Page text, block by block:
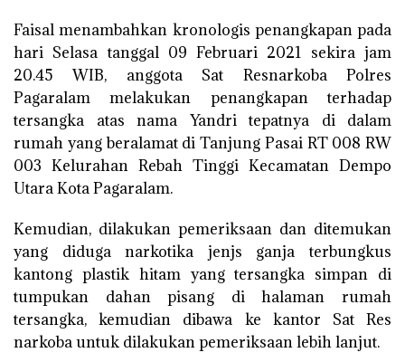
Faisal menambahkan kronologis penangkapan pada
hari Selasa tanggal 09 Februari 2021 sekira jam
20.45 WIB, anggota Sat Resnarkoba Polres
Pagaralam melakukan penangkapan terhadap
tersangka atas nama Yandri tepatnya di dalam
rumah yang beralamat di Tanjung Pasai RT 008 RW
003 Kelurahan Rebah Tinggi Kecamatan Dempo
Utara Kota Pagaralam.
Kemudian, dilakukan pemeriksaan dan ditemukan
yang diduga narkotika jenjs ganja terbungkus
kantong plastik hitam yang tersangka simpan di
tumpukan dahan pisang di halaman rumah
tersangka, kemudian dibawa ke kantor Sat Res
narkoba untuk dilakukan pemeriksaan lebih lanjut.